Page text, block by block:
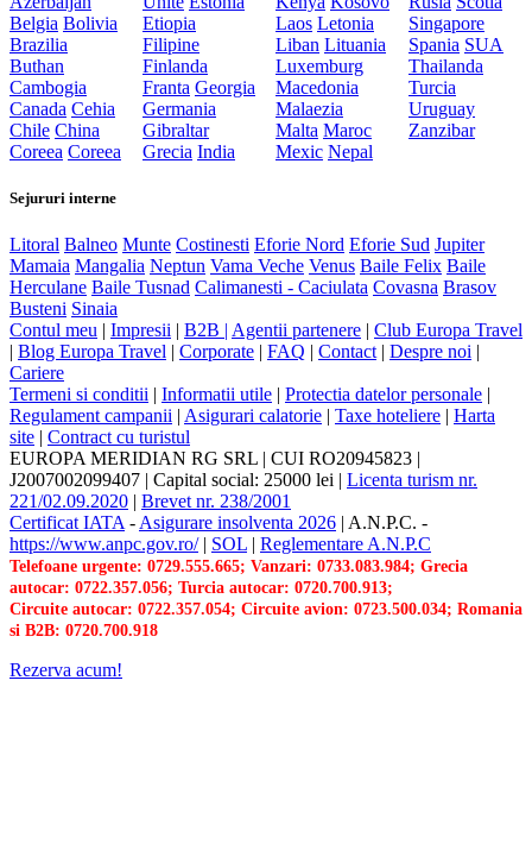
Belgia Bolivia
Brazilia
Buthan
Cambogia
Canada Cehia
Chile China
Coreea Coreea
Etiopia
Filipine
Finlanda
Franta Georgia
Germania
Gibraltar
Grecia India
Laos Letonia
Liban Lituania
Luxemburg
Macedonia
Malaezia
Malta Maroc
Mexic Nepal
Singapore
Spania SUA
Thailanda
Turcia
Uruguay
Zanzibar
Sejururi interne
Litoral Balneo Munte Costinesti Eforie Nord Eforie Sud Jupiter
Mamaia Mangalia Neptun Vama Veche Venus Baile Felix Baile
Herculane Baile Tusnad Calimanesti - Caciulata Covasna Brasov
Busteni Sinaia
Contul meu | Impresii | B2B | Agentii partenere | Club Europa Travel
| Blog Europa Travel | Corporate | FAQ | Contact | Despre noi |
Cariere
Termeni si conditii | Informatii utile | Protectia datelor personale |
Regulament campanii | Asigurari calatorie | Taxe hoteliere | Harta
site | Contract cu turistul
EUROPA MERIDIAN RG SRL | CUI RO20945823 |
J2007002099407 | Capital social: 25000 lei | Licenta turism nr.
221/02.09.2020 | Brevet nr. 238/2001
Certificat IATA - Asigurare insolventa 2026 | A.N.P.C. -
https://www.anpc.gov.ro/| SOL | Reglementare A.N.P.C
Telefoane urgente: 0729.555.665; Vanzari: 0733.083.984; Grecia
autocar: 0722.357.056; Turcia autocar: 0720.700.913;
Circuite autocar: 0722.357.054; Circuite avion: 0723.500.034; Romania
si B2B: 0720.700.918
Rezerva acum!